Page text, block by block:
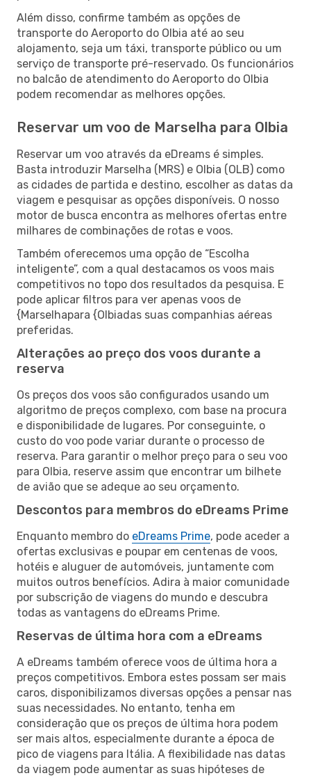
Além disso, confirme também as opções de
transporte do Aeroporto do Olbia até ao seu
alojamento, seja um táxi, transporte público ou um
serviço de transporte pré-reservado. Os funcionários
no balcão de atendimento do Aeroporto do Olbia
podem recomendar as melhores opções.
Reservar um voo de Marselha para Olbia
Reservar um voo através da eDreams é simples.
Basta introduzir Marselha (MRS) e Olbia (OLB) como
as cidades de partida e destino, escolher as datas da
viagem e pesquisar as opções disponíveis. O nosso
motor de busca encontra as melhores ofertas entre
milhares de combinações de rotas e voos.
Também oferecemos uma opção de “Escolha
inteligente”, com a qual destacamos os voos mais
competitivos no topo dos resultados da pesquisa. E
pode aplicar filtros para ver apenas voos de
{Marselhapara {Olbiadas suas companhias aéreas
preferidas.
Alterações ao preço dos voos durante a
reserva
Os preços dos voos são configurados usando um
algoritmo de preços complexo, com base na procura
e disponibilidade de lugares. Por conseguinte, o
custo do voo pode variar durante o processo de
reserva. Para garantir o melhor preço para o seu voo
para Olbia, reserve assim que encontrar um bilhete
de avião que se adeque ao seu orçamento.
Descontos para membros do eDreams Prime
Enquanto membro do eDreams Prime, pode aceder a
ofertas exclusivas e poupar em centenas de voos,
hotéis e aluguer de automóveis, juntamente com
muitos outros benefícios. Adira à maior comunidade
por subscrição de viagens do mundo e descubra
todas as vantagens do eDreams Prime.
Reservas de última hora com a eDreams
A eDreams também oferece voos de última hora a
preços competitivos. Embora estes possam ser mais
caros, disponibilizamos diversas opções a pensar nas
suas necessidades. No entanto, tenha em
consideração que os preços de última hora podem
ser mais altos, especialmente durante a época de
pico de viagens para Itália. A flexibilidade nas datas
da viagem pode aumentar as suas hipóteses de